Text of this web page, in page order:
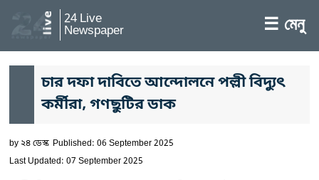
24 Live
Newspaper ☰ মেনু
চার দফা দাবিতে আন্দোলনে পল্লী বিদ্যুৎ
কর্মীরা, গণছুটির ডাক
by২৪ ডেস্ক Published: 06 September 2025
Last Updated: 07 September 2025